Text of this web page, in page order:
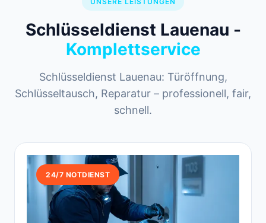
Schlüsseldienst Lauenau -
Komplettservice
Schlüsseldienst Lauenau: Türöffnung,
Schlüsseltausch, Reparatur – professionell, fair,
schnell.
24/7 NOTDIENST